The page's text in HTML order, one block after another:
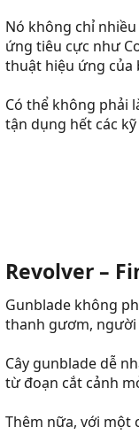
Nó không chỉ
ứng tiêu cực như
thuật hiệu ứng của
Có thể không phải
tận dụng hết các
Revolver –
Gunblade không
thanh gươm, người
Cây gunblade dễ
từ đoạn cắt cảnh
Thêm nữa, với một